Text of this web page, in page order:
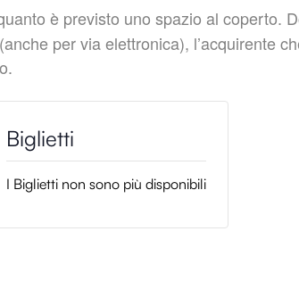
è previsto uno spazio al coperto.
per via elettronica), l’acquirente
I Biglietti non sono più disponibili